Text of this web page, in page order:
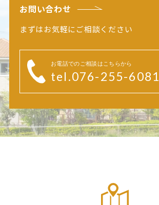
お問い合わせ
まずはお気軽にご相談ください
お電話でのご相談はこちらから
tel.076-255-6081